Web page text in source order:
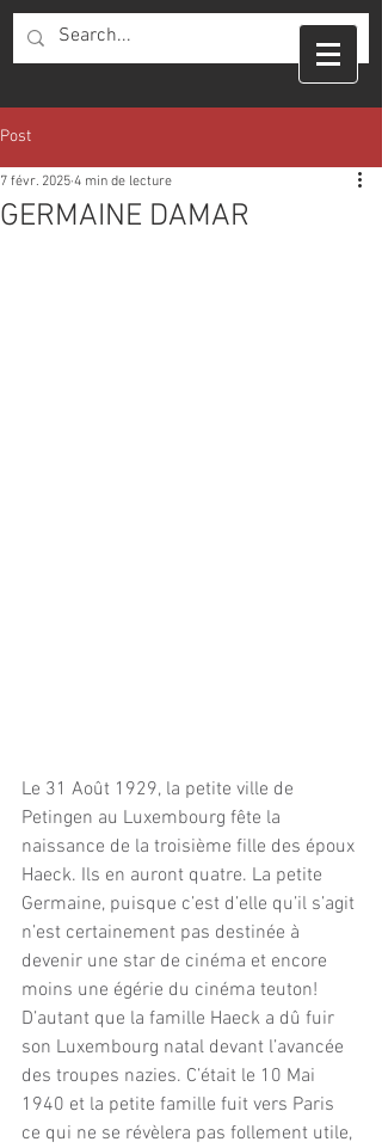
Post
GERMAINE DAMAR
7 févr. 2025 4 min de lecture
Le 31 Août 1929, la petite ville de
Petingen au Luxembourg fête la
naissance de la troisième fille des époux
Haeck. Ils en auront quatre. La petite
Germaine, puisque c’est d’elle qu’il s’agit
n’est certainement pas destinée à
devenir une star de cinéma et encore
moins une égérie du cinéma teuton!
D’autant que la famille Haeck a dû fuir
son Luxembourg natal devant l’avancée
des troupes nazies. C’était le 10 Mai
1940 et la petite famille fuit vers Paris
ce qui ne se révèlera pas follement utile,